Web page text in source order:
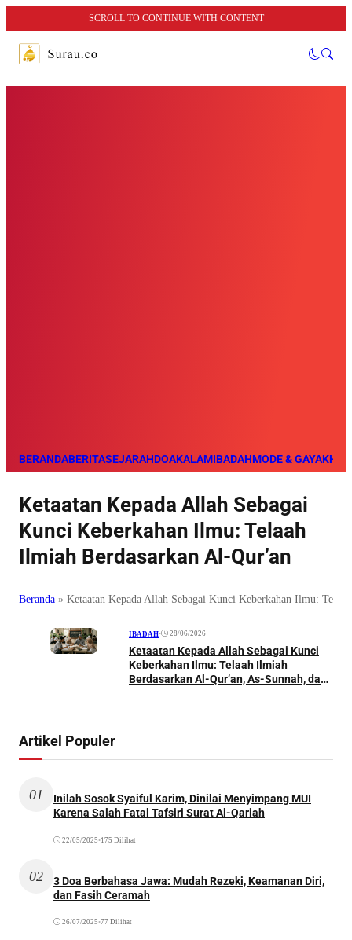
SCROLL TO CONTINUE WITH CONTENT
BERANDABERITASEJARAHDOAKALAMIBADAHMODE & GAYA
Ketaatan Kepada Allah Sebagai
Kunci Keberkahan Ilmu: Telaah
Ilmiah Berdasarkan Al-Qur’an
Beranda » Ketaatan Kepada Allah Sebagai Kunci Keberkahan Ilmu:
IBADAH• 28/06/2026
Ketaatan Kepada Allah Sebagai Kunci
Keberkahan Ilmu: Telaah Ilmiah
Berdasarkan Al-Qur’an, As-Sunnah, dan
Artikel Populer
01
Inilah Sosok Syaiful Karim, Dinilai Menyimpang MUI
Karena Salah Fatal Tafsiri Surat Al-Qariah
22/05/2025 •175 Dilihat
02
3 Doa Berbahasa Jawa: Mudah Rezeki, Keamanan Diri,
dan Fasih Ceramah
26/07/2025 •77 Dilihat